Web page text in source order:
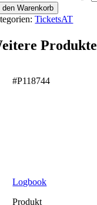
den Warenkorb
TicketsAT
Produkte
#P118744
Logbook
Produkt